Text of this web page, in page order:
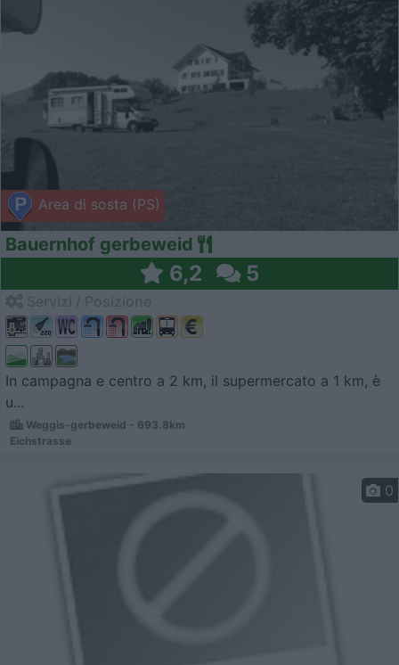
Area di sosta (PS)
Bauernhof gerbeweid
6,2 5
In campagna e centro a 2 km, il supermercato a 1 km, è
u...
Weggis-gerbeweid - 693.8km
Eichstrasse
0